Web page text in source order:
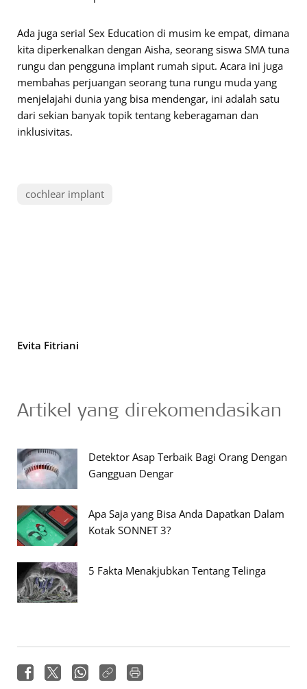
Ada juga serial Sex Education di musim ke empat, dimana
kita diperkenalkan dengan Aisha, seorang siswa SMA tuna
rungu dan pengguna implant rumah siput. Acara ini juga
membahas perjuangan seorang tuna rungu muda yang
menjelajahi dunia yang bisa mendengar, ini adalah satu
dari sekian banyak topik tentang keberagaman dan
inklusivitas.
cochlear implant
Evita Fitriani
Artikel yang direkomendasikan
Detektor Asap Terbaik Bagi Orang Dengan
Gangguan Dengar
Apa Saja yang Bisa Anda Dapatkan Dalam
Kotak SONNET 3?
5 Fakta Menakjubkan Tentang Telinga